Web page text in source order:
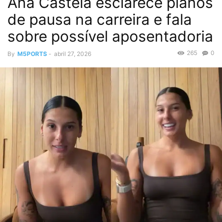
de pausa na carreira e fala
sobre possível aposentadoria
By M5PORTS - abril 27, 2026 0
265